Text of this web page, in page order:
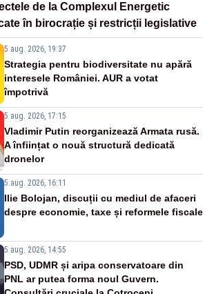
de la Complexul Energetic
în birocrație și restricții legislative
5 aug. 2026, 19:37
Strategia pentru biodiversitate nu apără
interesele României. AUR a votat
împotrivă
5 aug. 2026, 17:15
Vladimir Putin reorganizează Armata rusă.
A înființat o nouă structură dedicată
dronelor
5 aug. 2026, 16:11
Ilie Bolojan, discuții cu mediul de afaceri
despre economie, taxe și reformele fiscale
5 aug. 2026, 14:55
PSD, UDMR și aripa conservatoare din
PNL ar putea forma noul Guvern.